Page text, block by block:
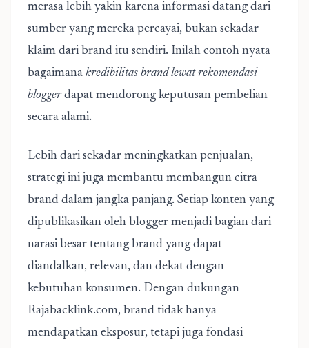
merasa lebih yakin karena informasi datang dari
sumber yang mereka percayai, bukan sekadar
klaim dari brand itu sendiri. Inilah contoh nyata
bagaimana kredibilitas brand lewat rekomendasi
bloggerdapat mendorong keputusan pembelian
secara alami.
Lebih dari sekadar meningkatkan penjualan,
strategi ini juga membantu membangun citra
brand dalam jangka panjang. Setiap konten yang
dipublikasikan oleh blogger menjadi bagian dari
narasi besar tentang brand yang dapat
diandalkan, relevan, dan dekat dengan
kebutuhan konsumen. Dengan dukungan
Rajabacklink.com, brand tidak hanya
mendapatkan eksposur, tetapi juga fondasi